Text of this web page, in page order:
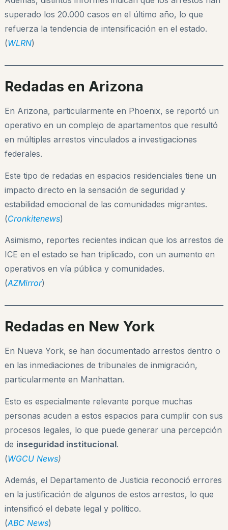
superado los 20.000 casos en el último año, lo que
refuerza la tendencia de intensificación en el estado.
(WLRN)
Redadas en Arizona
En Arizona, particularmente en Phoenix, se reportó un
operativo en un complejo de apartamentos que resultó
en múltiples arrestos vinculados a investigaciones
federales.
Este tipo de redadas en espacios residenciales tiene un
impacto directo en la sensación de seguridad y
estabilidad emocional de las comunidades migrantes.
(Cronkitenews)
Asimismo, reportes recientes indican que los arrestos de
ICE en el estado se han triplicado, con un aumento en
operativos en vía pública y comunidades.
(AZMirror)
Redadas en New York
En Nueva York, se han documentado arrestos dentro o
en las inmediaciones de tribunales de inmigración,
particularmente en Manhattan.
Esto es especialmente relevante porque muchas
personas acuden a estos espacios para cumplir con sus
procesos legales, lo que puede generar una percepción
de inseguridad institucional.
(WGCU News)
Además, el Departamento de Justicia reconoció errores
en la justificación de algunos de estos arrestos, lo que
intensificó el debate legal y político.
(ABC News)